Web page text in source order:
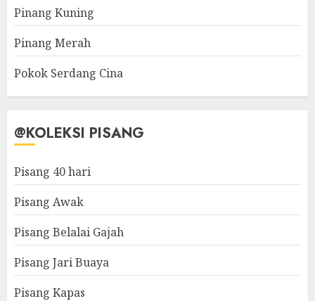
Pinang Kuning
Pinang Merah
Pokok Serdang Cina
@KOLEKSI PISANG
Pisang 40 hari
Pisang Awak
Pisang Belalai Gajah
Pisang Jari Buaya
Pisang Kapas